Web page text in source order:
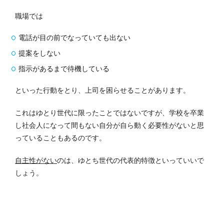
職場では
電話が目の前でなっていても出ない
提案をしない
指示があるまで待機している
といった行動をとり、上司を困らせることがあります。
これはゆとり世代に限ったことではないですが、学校を卒業
し社会人になって間もない自分が自ら動く必要性がないと思
っていることもあるのです。
自主性がないのは、ゆとち世代の代表的特徴といっていいで
しょう。